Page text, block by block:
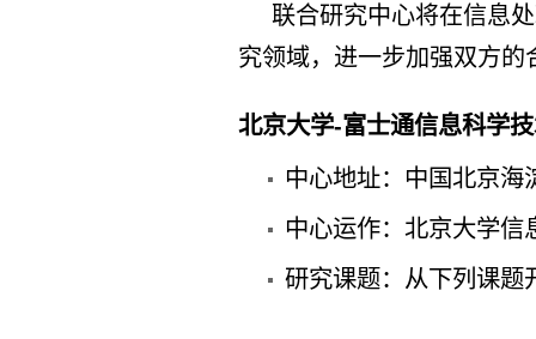
联合研究中心将在信息
究领域，进一步加强双方的
北京大学-富士通信息科学
中心地址：中国北京海
中心运作：北京大学信
研究课题：从下列课题